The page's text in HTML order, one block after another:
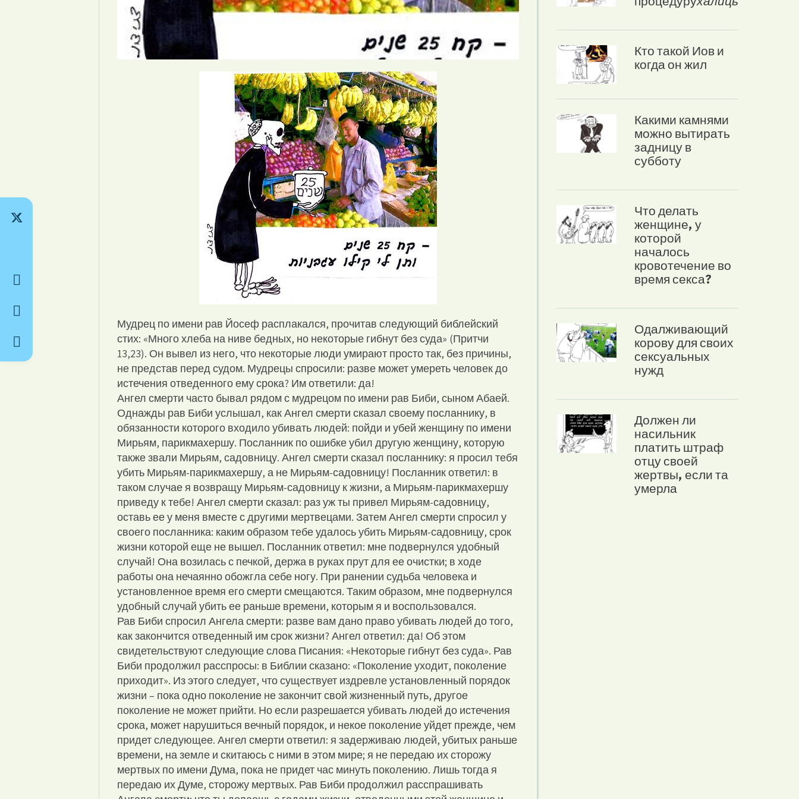
Мудрец по имени рав Йосеф расплакался, прочитав следующий библейский
стих: «Много хлеба на ниве бедных, но некоторые гибнут без суда» (Притчи
13,23). Он вывел из него, что некоторые люди умирают просто так, без причины,
не представ перед судом. Мудрецы спросили: разве может умереть человек до
истечения отведенного ему срока? Им ответили: да!
Ангел смерти часто бывал рядом с мудрецом по имени рав Биби, сыном Абаей.
Однажды рав Биби услышал, как Ангел смерти сказал своему посланнику, в
обязанности которого входило убивать людей: пойди и убей женщину по имени
Мирьям, парикмахершу. Посланник по ошибке убил другую женщину, которую
также звали Мирьям, садовницу. Ангел смерти сказал посланнику: я просил тебя
убить Мирьям-парикмахершу, а не Мирьям-садовницу! Посланник ответил: в
таком случае я возвращу Мирьям-садовницу к жизни, а Мирьям-парикмахершу
приведу к тебе! Ангел смерти сказал: раз уж ты привел Мирьям-садовницу,
оставь ее у меня вместе с другими мертвецами. Затем Ангел смерти спросил у
своего посланника: каким образом тебе удалось убить Мирьям-садовницу, срок
жизни которой еще не вышел. Посланник ответил: мне подвернулся удобный
случай! Она возилась с печкой, держа в руках прут для ее очистки; в ходе
работы она нечаянно обожгла себе ногу. При ранении судьба человека и
установленное время его смерти смещаются. Таким образом, мне подвернулся
удобный случай убить ее раньше времени, которым я и воспользовался.
Рав Биби спросил Ангела смерти: разве вам дано право убивать людей до того,
как закончится отведенный им срок жизни? Ангел ответил: да! Об этом
свидетельствуют следующие слова Писания: «Некоторые гибнут без суда». Рав
Биби продолжил расспросы: в Библии сказано: «Поколение уходит, поколение
приходит». Из этого следует, что существует издревле установленный порядок
жизни – пока одно поколение не закончит свой жизненный путь, другое
поколение не может прийти. Но если разрешается убивать людей до истечения
срока, может нарушиться вечный порядок, и некое поколение уйдет прежде, чем
придет следующее. Ангел смерти ответил: я задерживаю людей, убитых раньше
времени, на земле и скитаюсь с ними в этом мире; я не передаю их сторожу
мертвых по имени Дума, пока не придет час минуть поколению. Лишь тогда я
передаю их Думе, сторожу мертвых. Рав Биби продолжил расспрашивать
Кто такой Иов и
когда он жил
Какими камнями
можно вытирать
задницу в
субботу
Что делать
женщине, у
которой
началось
кровотечение во
время секса?
Одалживающий
корову для своих
сексуальных
нужд
Должен ли
насильник
платить штраф
отцу своей
жертвы, если та
умерла